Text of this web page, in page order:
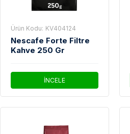
Ürün Kodu: KV404124
Nescafe Forte Filtre
Kahve 250 Gr
İNCELE